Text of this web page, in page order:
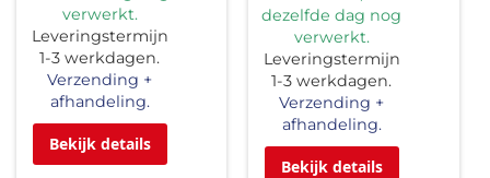
verwerkt.
Leveringstermijn
1-3 werkdagen.
Verzending +
afhandeling.
Bekijk details
dezelfde dag nog
verwerkt.
Leveringstermijn
1-3 werkdagen.
Verzending +
afhandeling.
Bekijk details